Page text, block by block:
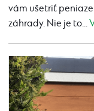
vám ušetriť
záhrady. Nie je to...